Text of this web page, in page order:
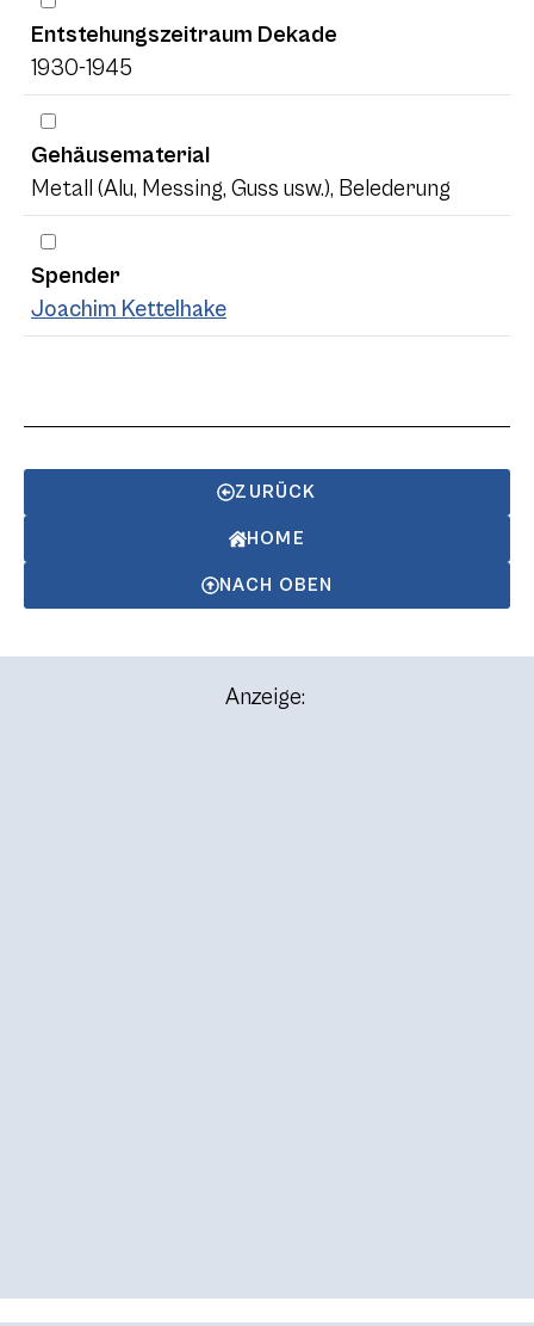
Entstehungszeitraum Dekade
1930-1945
Gehäusematerial
Metall (Alu, Messing, Guss usw.), Belederung
Spender
Joachim Kettelhake
ZURÜCK
HOME
NACH OBEN
Anzeige: